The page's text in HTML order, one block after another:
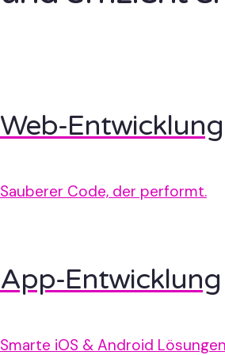
Web-Entwicklung
Sauberer Code, der performt.
App-Entwicklung
Smarte iOS & Android